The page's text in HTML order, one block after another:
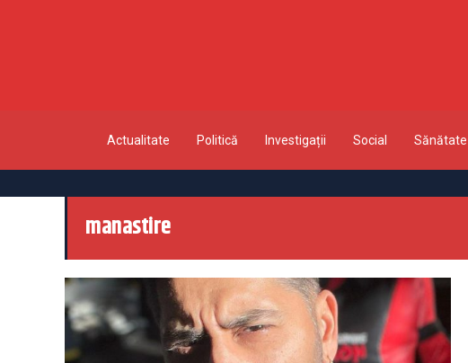
Actualitate Politică Investigații Social Sănătate
manastire